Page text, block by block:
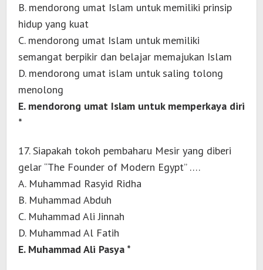
B. mendorong umat Islam untuk memiliki prinsip
hidup yang kuat
C. mendorong umat Islam untuk memiliki
semangat berpikir dan belajar memajukan Islam
D. mendorong umat islam untuk saling tolong
menolong
E. mendorong umat Islam untuk memperkaya diri
*
17. Siapakah tokoh pembaharu Mesir yang diberi
gelar “The Founder of Modern Egypt” ….
A. Muhammad Rasyid Ridha
B. Muhammad Abduh
C. Muhammad Ali Jinnah
D. Muhammad Al Fatih
E. Muhammad Ali Pasya *